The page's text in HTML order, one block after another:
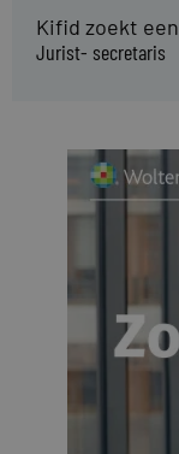
Kifid zoekt een
Jurist- secretaris